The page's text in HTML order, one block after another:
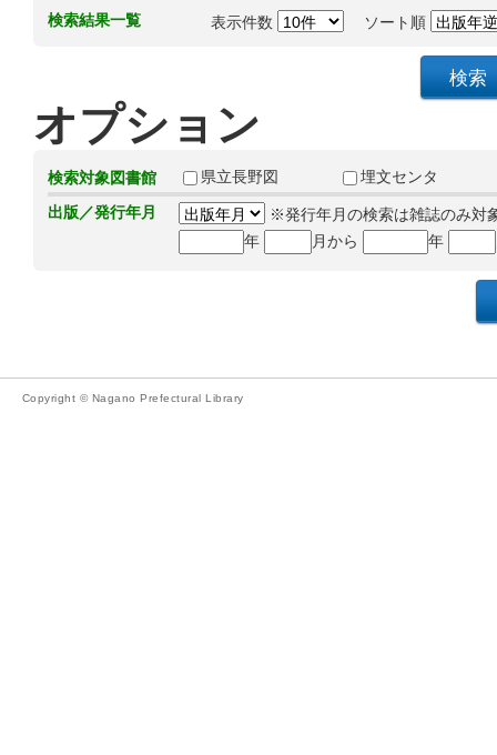
検索結果一覧 表示件数 ソート順
オプション
検索対象図書館 県立長野図
埋文センタ
出版／発行年月
※発行年月の検索は雑誌のみ対
年
月から 年
Copyright © Nagano Prefectural Library